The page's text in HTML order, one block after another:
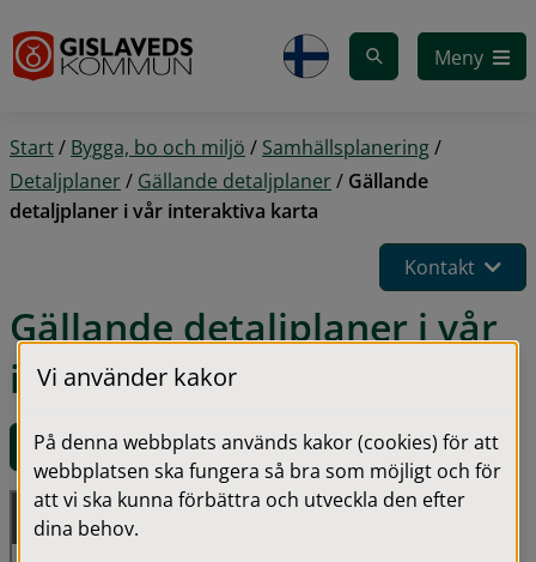
Meny
Start/ Bygga, bo och miljö / Samhällsplanering/
Detaljplaner/ Gällande detaljplaner/ Gällande
detaljplaner i vår interaktiva karta
Kontakt
Gällande detaljplaner i vår
interaktiva karta
Länk till vår interaktiva karta
(länk till annan webbplats)
Vi använder kakor
På denna webbplats används kakor (cookies) för att
webbplatsen ska fungera så bra som möjligt och för
att vi ska kunna förbättra och utveckla den efter
dina behov.